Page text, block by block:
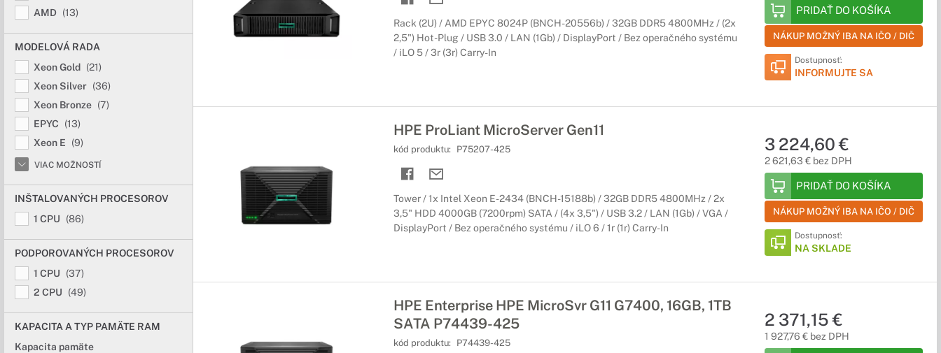
AMD (13)
MODELOVÁ RADA
Xeon Gold (21)
Xeon Silver (36)
Xeon Bronze (7)
EPYC
(13)
Xeon E
(9)
VIAC MOŽNOSTÍ
INŠTALOVANÝCH PROCESOROV
1 CPU
(86)
PODPOROVANÝCH PROCESOROV
1 CPU
(37)
2 CPU
(49)
KAPACITA A TYP PAMÄTE RAM
Kapacita pamäte
Rack (2U) / AMD EPYC 8024P (BNCH-20556b) / 32GB DDR5 4800MHz / (2x
2,5") Hot-Plug / USB 3.0 / LAN (1Gb) / DisplayPort / Bez operačného systému
/ iLO 5 / 3r (3r) Carry-In
PRIDAŤ DO KOŠÍKA
NÁKUP MOŽNÝ IBA NA IČO / DIČ
Dostupnosť:
INFORMUJTE SA
HPE ProLiant MicroServer Gen11
kód produktu: P75207-425
Tower / 1x Intel Xeon E-2434 (BNCH-15188b) / 32GB DDR5 4800MHz / 2x
3,5" HDD 4000GB (7200rpm) SATA / (4x 3,5") / USB 3.2 / LAN (1Gb) / VGA /
DisplayPort / Bez operačného systému / iLO 6 / 1r (1r) Carry-In
3 224,60 €
2 621,63 € bez DPH
PRIDAŤ DO KOŠÍKA
NÁKUP MOŽNÝ IBA NA IČO / DIČ
Dostupnosť:
NA SKLADE
HPE Enterprise HPE MicroSvr G11 G7400, 16GB, 1TB
SATA P74439-425
kód produktu: P74439-425
2 371,15 €
1 927,76 € bez DPH